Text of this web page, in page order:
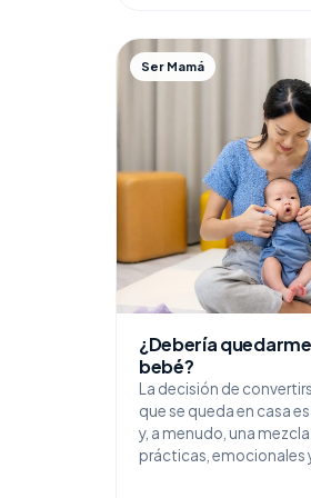
Ser Mamá
¿Debería
bebé?
La decisión de
que se queda en casa
y, a menudo, una
prácticas, emocionales